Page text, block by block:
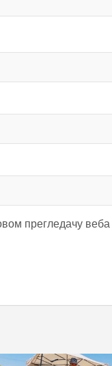
прегледачу